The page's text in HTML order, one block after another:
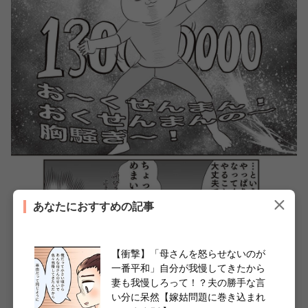
あなたにおすすめの記事
【衝撃】「母さんを怒らせないのが
一番平和」自分が我慢してきたから
妻も我慢しろって！？夫の勝手な言
い分に呆然【嫁姑問題に巻き込まれ